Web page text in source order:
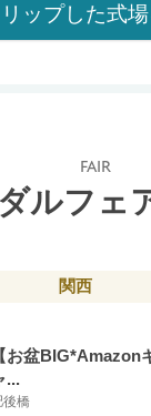
ップした式
FAIR
ルフェ
関西
【お盆BIG*Amazon
...
後橋